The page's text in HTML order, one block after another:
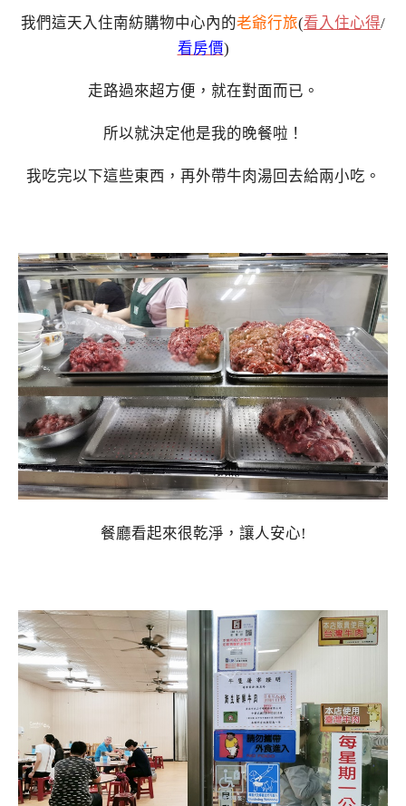
我們這天入住南紡購物中心內的老爺行旅(看入住心得/
看房價)
走路過來超方便，就在對面而已。
所以就決定他是我的晚餐啦！
我吃完以下這些東西，再外帶牛肉湯回去給兩小吃。
餐廳看起來很乾淨，讓人安心!